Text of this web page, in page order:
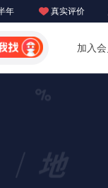
年 真实评价
加入